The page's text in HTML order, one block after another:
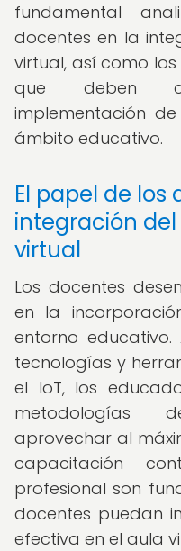
fundamental
docentes en la
virtual, así como
que deben
implementación
ámbito educativo.
El papel de los
integración del
virtual
Los docentes
en la
entorno
tecnologías y
el IoT, los
metodologías
aprovechar al
capacitación
profesional son
docentes puedan
efectiva en el aula